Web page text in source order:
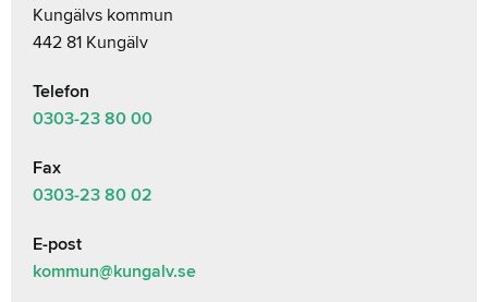
Kungälvs kommun
442 81 Kungälv
Telefon
0303-23 80 00
Fax
0303-23 80 02
E-post
kommun@kungalv.se